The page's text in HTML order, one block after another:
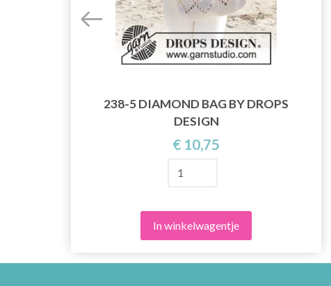
238-5 DIAMOND BAG BY DROPS
DESIGN
€ 10,75
In winkelwagentje